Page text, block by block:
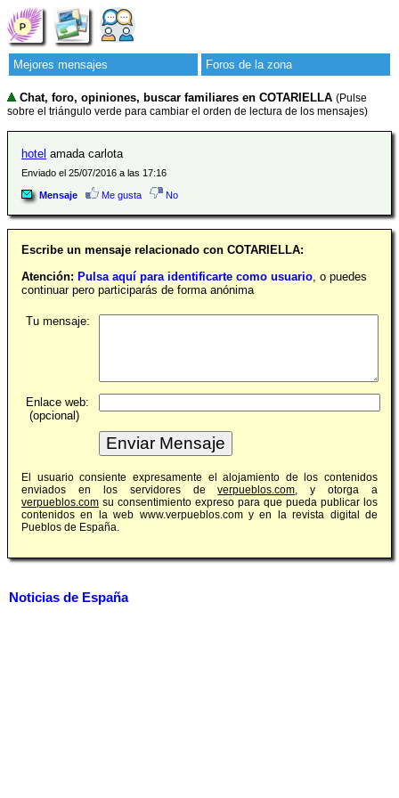
Mejores mensajes Foros de la zona
Chat, foro, opiniones, buscar familiares en COTARIELLA (Pulse
sobre el triángulo verde para cambiar el orden de lectura de los mensajes)
hotel amada carlota
Enviado el 25/07/2016 a las 17:16
Mensaje Me gusta No
Escribe un mensaje relacionado con COTARIELLA:
Atención: Pulsa aquí para identificarte como usuario, o puedes
continuar pero participarás de forma anónima
Tu mensaje:
Enlace web:
(opcional)
El usuario consiente expresamente el alojamiento de los contenidos
enviados en los servidores deverpueblos.com, y otorga a
verpueblos.com su consentimiento expreso para que pueda publicar los
contenidos en la web www.verpueblos.com y en la revista digital de
Pueblos de España.
Noticias de España